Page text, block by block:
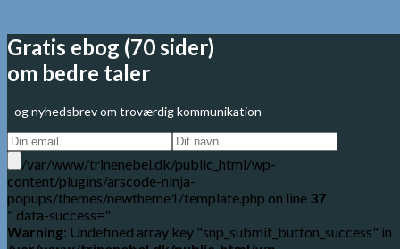
Gratis ebog (70 sider)
om bedre taler
- og nyhedsbrev om troværdig kommunikation
/var/www/trinenebel.dk/public_html/wp-
content/plugins/arscode-ninja-
popups/themes/newtheme1/template.php on line 37
" data-success="
Warning: Undefined array key "snp_submit_button_success" in